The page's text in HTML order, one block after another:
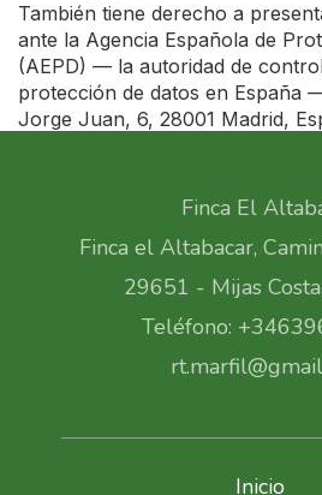
También tiene derecho a
ante la Agencia Española de
(AEPD) — la autoridad de
protección de datos en España
Jorge Juan, 6, 28001 Madrid,
Finca El
Finca el Altabacar,
29651 - Mijas
Teléfono:
Inicio